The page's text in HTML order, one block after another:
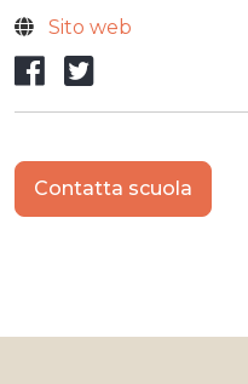
Sito web
Facebook
X/Twitter
Contatta scuola